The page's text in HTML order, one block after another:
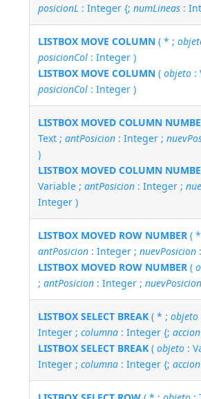
posicionL : Integer {;numLineas :
LISTBOX MOVE COLUMN ( * ;
posicionCol : Integer )
LISTBOX MOVE COLUMN (objeto :
posicionCol : Integer )
LISTBOX MOVED COLUMN
Text ;antPosicion : Integer ;
)
LISTBOX MOVED COLUMN
Variable ;antPosicion : Integer ;
Integer )
LISTBOX MOVED ROW NUMBER (
antPosicion : Integer ;nuevPosicion
LISTBOX MOVED ROW NUMBER (
;antPosicion : Integer ;nuevPosicion
LISTBOX SELECT BREAK ( * ;objeto
Integer ;columna : Integer {;accion
LISTBOX SELECT BREAK (objeto :
Integer ;columna : Integer {;accion